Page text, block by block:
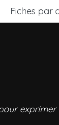
Fiches par